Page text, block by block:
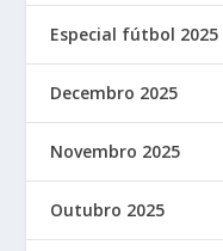
Especial fútbol 2025
Decembro 2025
Novembro 2025
Outubro 2025